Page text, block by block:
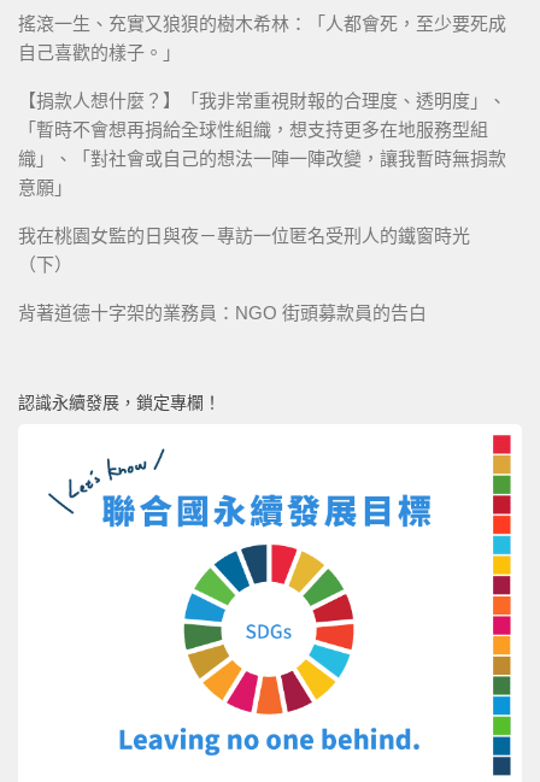
搖滾一生、充實又狼狽的樹木希林：「人都會死，至少要死成
自己喜歡的樣子。」
【捐款人想什麼？】「我非常重視財報的合理度、透明度」、
「暫時不會想再捐給全球性組織，想支持更多在地服務型組
織」、「對社會或自己的想法一陣一陣改變，讓我暫時無捐款
意願」
我在桃園女監的日與夜－專訪一位匿名受刑人的鐵窗時光
（下）
背著道德十字架的業務員：NGO 街頭募款員的告白
認識永續發展，鎖定專欄！